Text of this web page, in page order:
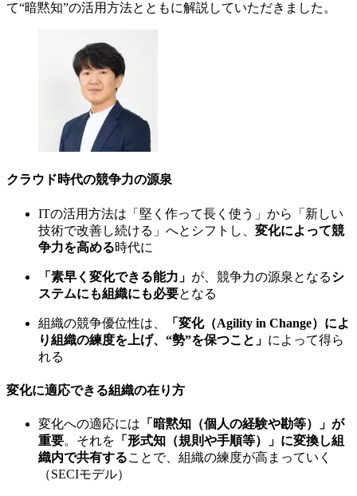
て“暗黙知”の活用方法とともに解説していただきました。
クラウド時代の競争力の源泉
ITの活用方法は「堅く作って長く使う」から「新しい
技術で改善し続ける」へとシフトし、 変化によって競
争力を高める時代に
「素早く変化できる能力」 が、競争力の源泉となるシ
ステムにも組織にも必要となる
組織の競争優位性は、
「変化（Agility in Change）によ
り組織の練度を上げ、“勢”を保つこと」 によって得ら
れる
変化に適応できる組織の在り方
変化への適応には 「暗黙知（個人の経験や勘等）」が
重要。それを 「形式知（規則や手順等）」に変換し組
織内で共有することで、組織の練度が高まっていく
（SECIモデル）